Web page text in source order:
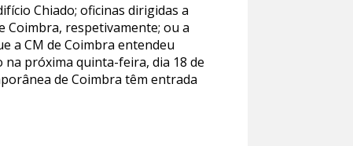
Chiado; oficinas dirigidas a
Coimbra, respetivamente; ou a
a CM de Coimbra entendeu
próxima quinta-feira, dia 18 de
de Coimbra têm entrada